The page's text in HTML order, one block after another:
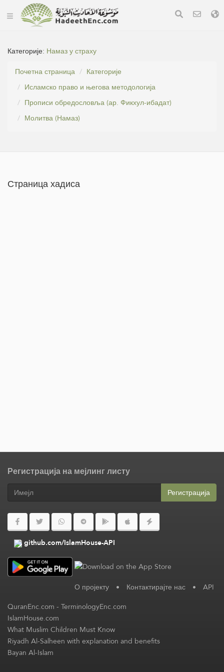
Категорије: Намаз у страху
Почетна страница
Категорије
Исламско право и његова методологија
Прописи обредословља (ар. Фикхул-ибадат)
Молитва (Намаз)
Страница хадиса
Регистрација на мејлинг листу
Регистрација
github.com/IslamHouse-API
О пројекту • Контактирајте нас • API
QuranEnc.com-TerminologyEnc.com
IslamHouse.com
What Muslim Children Must Know
Riyadh Al-Salheen with explanation and benefits
Bayan Al-Islam